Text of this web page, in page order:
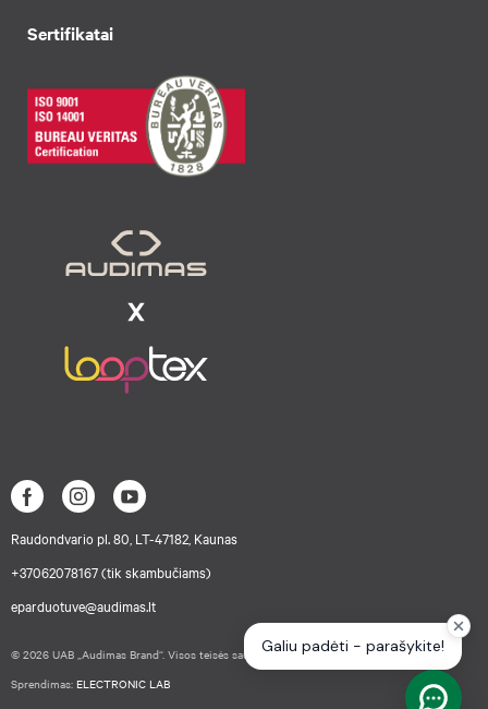
Sertifikatai
Raudondvario pl. 80, LT-47182, Kaunas
+37062078167 (tik skambučiams)
eparduotuve@audimas.lt
© 2026 UAB „Audimas Brand“. Visos teisės saugomos.
Sprendimas: ELECTRONIC LAB